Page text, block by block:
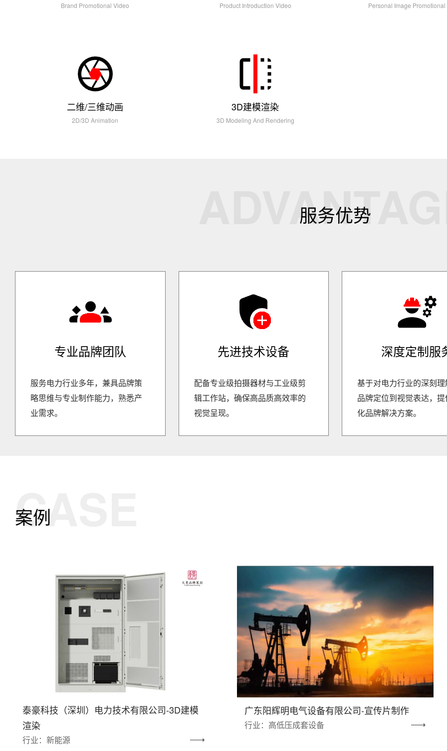
Brand Promotional Video Product Introduction Video Personal Image
二维/三维动画
2D/3D Animation
3D建模渲染
3D Modeling And Rendering
服务优势
专业品牌团队
服务电力行业多年，兼具品牌策
略思维与专业制作能力，熟悉产
业需求。
先进技术设备
配备专业级拍摄器材与工业级剪
辑工作站，确保高品质高效率的
视觉呈现。
深度定制服
基于对电力行业的深刻
品牌定位到视觉表达，
化品牌解决方案。
CASE
案例
泰豪科技（深圳）电力技术有限公司-3D建模
渲染
行业：新能源
广东阳辉明电气设备有限公司-宣传片制作
行业：高低压成套设备